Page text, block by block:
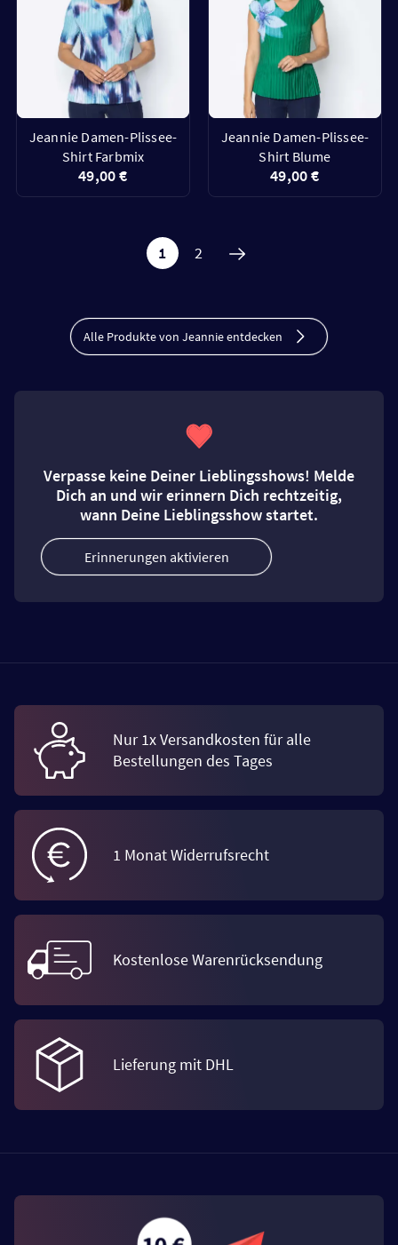
Jeannie Damen-Plissee-
Shirt Farbmix
49,00 €
Jeannie Damen-Plissee-
Shirt Blume
49,00 €
1 2
Alle Produkte von Jeannie entdecken
Verpasse keine Deiner Lieblingsshows! Melde
Dich an und wir erinnern Dich rechtzeitig,
wann Deine Lieblingsshow startet.
Erinnerungen aktivieren
Nur 1x Versandkosten für alle
Bestellungen des Tages
1 Monat Widerrufsrecht
Kostenlose Warenrücksendung
Lieferung mit DHL